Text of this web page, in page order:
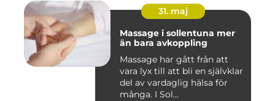
31. maj
Massage i sollentuna mer
än bara avkoppling
Massage har gått från att
vara lyx till att bli en självklar
del av vardaglig hälsa för
många. I Sol...